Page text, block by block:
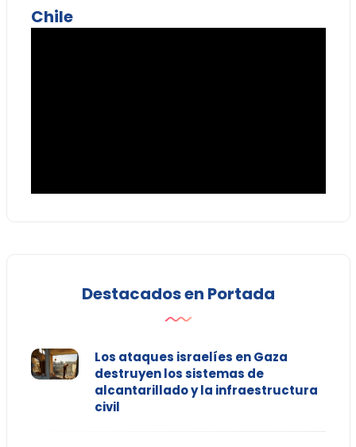
Chile
Destacados en Portada
Los ataques israelíes en Gaza
destruyen los sistemas de
alcantarillado y la infraestructura
civil